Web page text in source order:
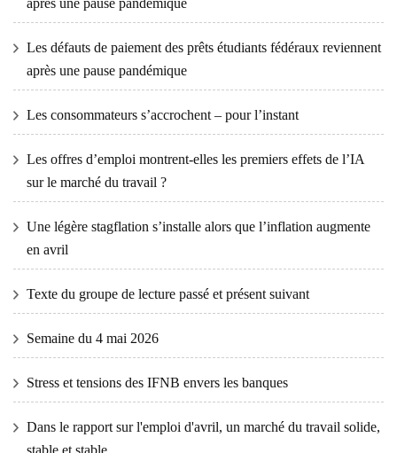
après une pause pandémique
Les défauts de paiement des prêts étudiants fédéraux reviennent
après une pause pandémique
Les consommateurs s’accrochent – ​​pour l’instant
Les offres d’emploi montrent-elles les premiers effets de l’IA
sur le marché du travail ?
Une légère stagflation s’installe alors que l’inflation augmente
en avril
Texte du groupe de lecture passé et présent suivant
Semaine du 4 mai 2026
Stress et tensions des IFNB envers les banques
Dans le rapport sur l'emploi d'avril, un marché du travail solide,